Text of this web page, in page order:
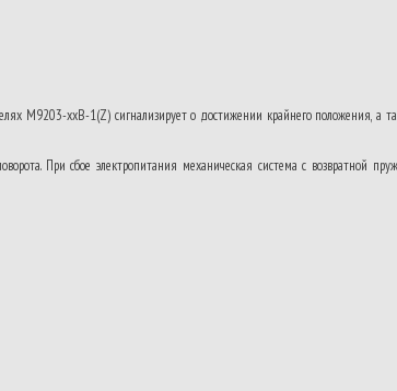
M9203-xxB-1(Z) сигнализирует о достижении крайнего положения, а
При сбое электропитания механическая система с возвратной